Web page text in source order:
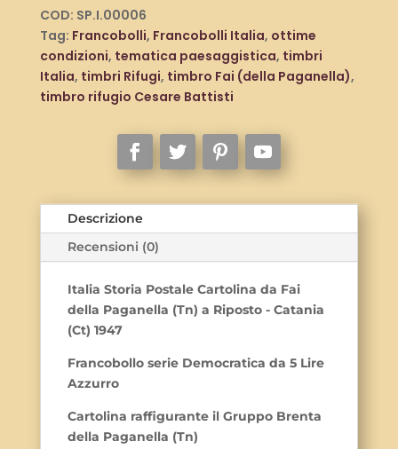
Cartolina
da
Fai
della
Paganella
1947
quantità
COD: SP.I.00006
Tag: Francobolli, Francobolli Italia, ottime
condizioni, tematica paesaggistica, timbri
Italia, timbri Rifugi, timbro Fai (della Paganella),
timbro rifugio Cesare Battisti
Descrizione
Recensioni (0)
Italia Storia Postale Cartolina da Fai
della Paganella (Tn) a Riposto - Catania
(Ct) 1947
Francobollo serie Democratica da 5 Lire
Azzurro
Cartolina raffigurante il Gruppo Brenta
della Paganella (Tn)